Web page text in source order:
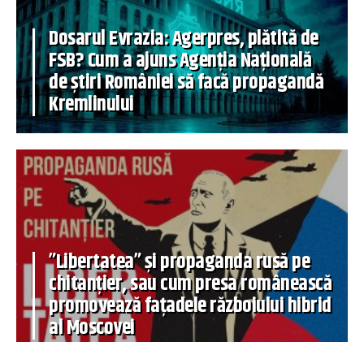
Dosarul Evrazia: Agerpres, plătită de
FSB? Cum a ajuns Agenția Națională
de știri României să facă propagandă
Kremlinului
”Libertatea” și propaganda rusă pe
chitanțier, sau cum presa românească
promovează fațadele războiului hibrid
al Moscovei